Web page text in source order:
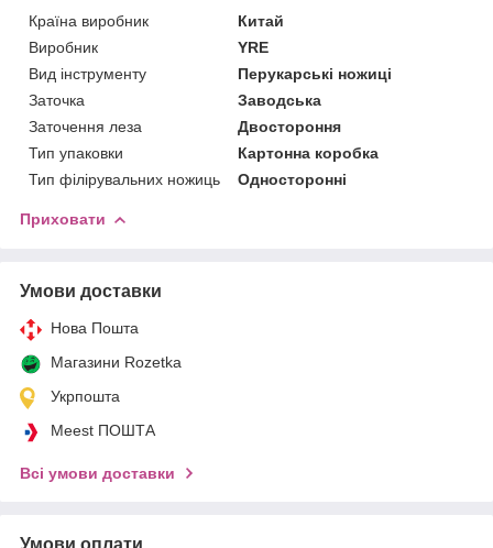
Країна виробник
Китай
Виробник
YRE
Вид інструменту
Перукарські ножиці
Заточка
Заводська
Заточення леза
Двостороння
Тип упаковки
Картонна коробка
Тип філірувальних ножиць
Односторонні
Приховати
Умови доставки
Нова Пошта
Магазини Rozetka
Укрпошта
Meest ПОШТА
Всі умови доставки
Умови оплати